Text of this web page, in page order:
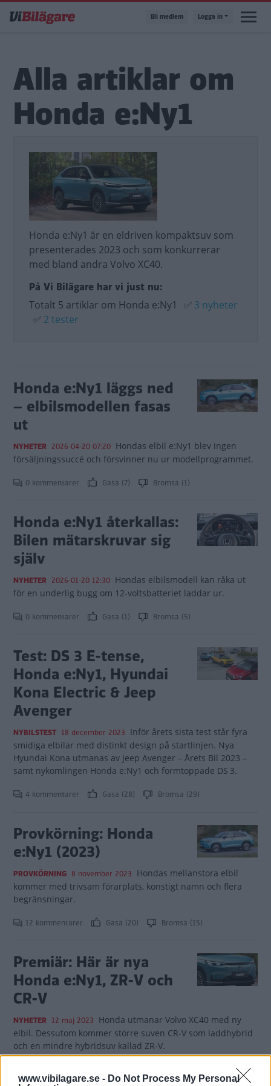
www.vibilagare.se - Do Not Process My Personal
till
Bli medlem Logga in
Alla artiklar om
Honda e:Ny1
Honda e:Ny1 är en eldriven kompaktsuv som
presenterades 2023 och som konkurrerar
med bland andra Volvo XC40.
På Vi Bilägare har vi just nu:
Totalt 5 artiklar om Honda e:Ny1 ✅ 3 nyheter
✅ 2 tester
Honda e:Ny1 läggs ned
– elbilsmodellen fasas
ut
NYHETER 2026-04-20 07:20 Hondas elbil e:Ny1 blev ingen
försäljningssuccé och försvinner nu ur modellprogrammet.
0 kommentarer Gasa (7) Bromsa (1)
Honda e:Ny1 återkallas:
Bilen mätarskruvar sig
själv
NYHETER 2026-01-20 12:30 Hondas elbilsmodell kan råka ut
för en underlig bugg om 12-voltsbatteriet laddar ur.
0 kommentarer Gasa (1) Bromsa (5)
Test: DS 3 E-tense,
Honda e:Ny1, Hyundai
Kona Electric & Jeep
Avenger
NYBILSTEST 18 december 2023 Inför årets sista test står fyra
smidiga elbilar med distinkt design på startlinjen. Nya
Hyundai Kona utmanas av Jeep Avenger – Årets Bil 2023 –
samt nykomlingen Honda e:Ny1 och formtoppade DS 3.
4 kommentarer Gasa (28) Bromsa (29)
Provkörning: Honda
e:Ny1 (2023)
PROVKÖRNING 8 november 2023 Hondas mellanstora elbil
kommer med trivsam förarplats, konstigt namn och flera
begränsningar.
12 kommentarer Gasa (20) Bromsa (15)
Premiär: Här är nya
Honda e:Ny1, ZR-V och
CR-V
NYHETER 12 maj 2023 Honda utmanar Volvo XC40 med ny
elbil. Dessutom kommer större suven CR-V som laddhybrid
och en mindre hybridsuv kallad ZR-V.